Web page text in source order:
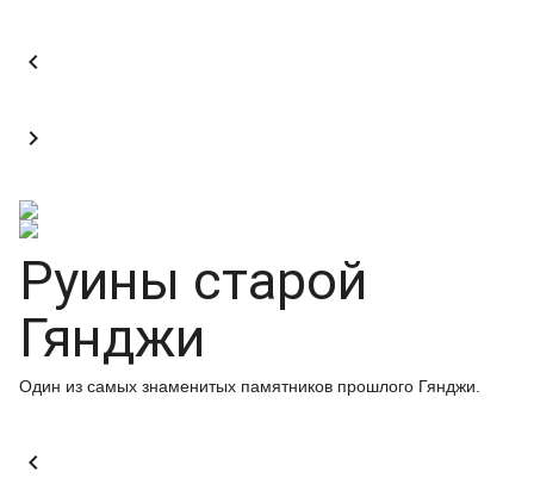


Руины старой
Гянджи
Один из самых знаменитых памятников прошлого Гянджи.
